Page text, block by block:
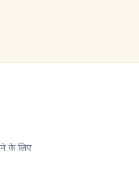
के लिए